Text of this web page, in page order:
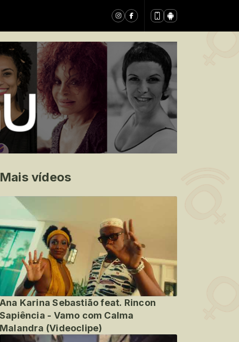
Mais vídeos
Ana Karina Sebastião feat. Rincon
Sapiência - Vamo com Calma
Malandra (Videoclipe)